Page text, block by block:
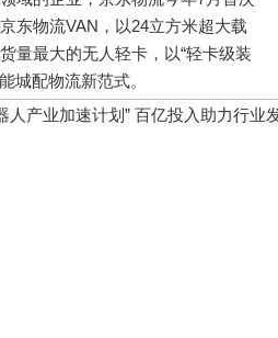
东物流VAN，以24立方米超大载
量最大的无人轻卡，以“轻卡级装
城配物流新范式。